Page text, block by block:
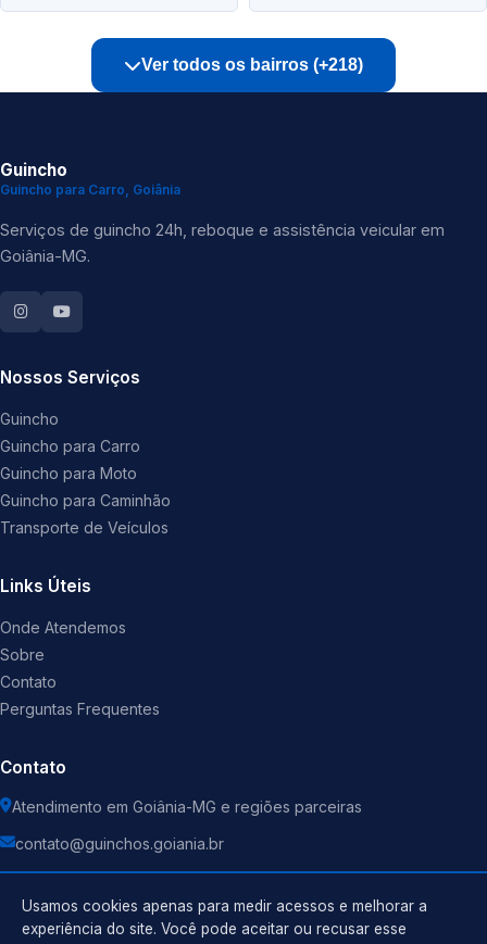
Ver todos os bairros (+218)
Guincho
Guincho para Carro, Goiânia
Serviços de guincho 24h, reboque e assistência veicular em
Goiânia-MG.
Nossos Serviços
Guincho
Guincho para Carro
Guincho para Moto
Guincho para Caminhão
Transporte de Veículos
Links Úteis
Onde Atendemos
Sobre
Contato
Perguntas Frequentes
Contato
Atendimento em Goiânia-MG e regiões parceiras
contato@guinchos.goiania.br
Usamos cookies apenas para medir acessos e melhorar a
experiência do site. Você pode aceitar ou recusar esse